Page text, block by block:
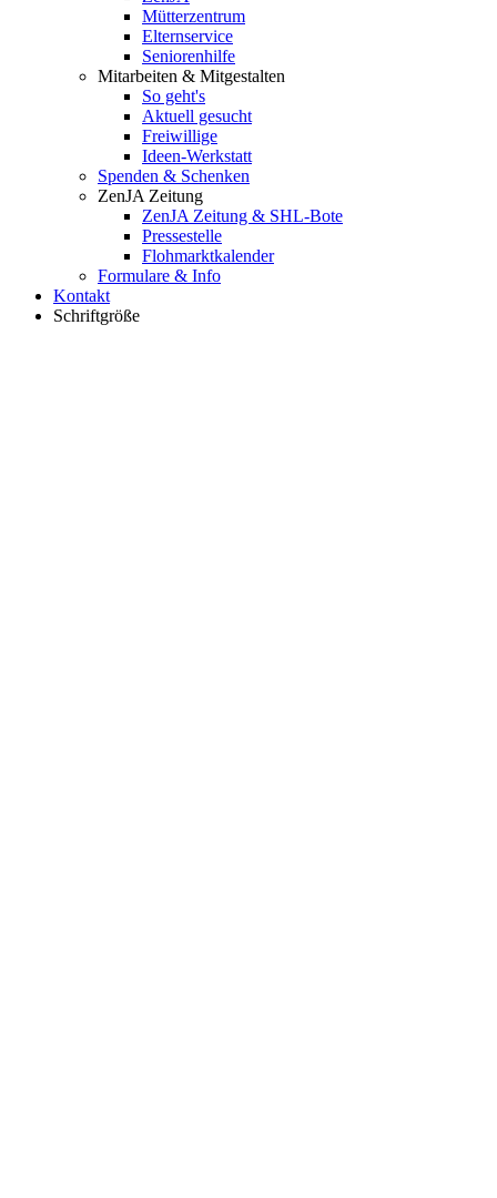
Mütterzentrum
Elternservice
Seniorenhilfe
Mitarbeiten & Mitgestalten
So geht's
Aktuell gesucht
Freiwillige
Ideen-Werkstatt
Spenden & Schenken
ZenJA Zeitung
ZenJA Zeitung & SHL-Bote
Pressestelle
Flohmarktkalender
Formulare & Info
Kontakt
Schriftgröße